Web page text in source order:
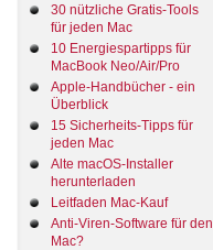
30 nützliche Gratis-Tools
für jeden Mac
10 Energiespartipps für
MacBook Neo/Air/Pro
Apple-Handbücher - ein
Überblick
15 Sicherheits-Tipps für
jeden Mac
Alte macOS-Installer
herunterladen
Leitfaden Mac-Kauf
Anti-Viren-Software für den
Mac?